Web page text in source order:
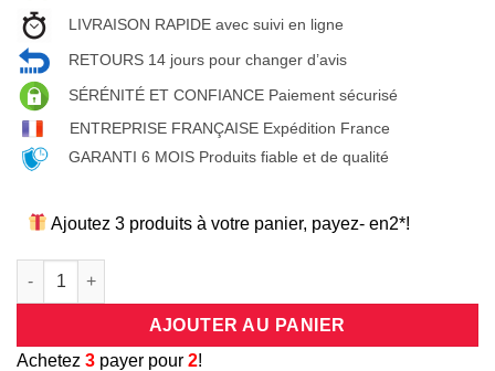
LIVRAISON RAPIDE avec suivi en ligne
RETOURS 14 jours pour changer d’avis
SÉRÉNITÉ ET CONFIANCE Paiement sécurisé
ENTREPRISE FRANÇAISE Expédition France
GARANTI 6 MOIS Produits fiable et de qualité
Ajoutez 3 produits à votre panier, payez- en2*!
quantité de Coque universelle antichocs silicone/cuir rose
AJOUTER AU PANIER
Achetez 3 payer pour 2!